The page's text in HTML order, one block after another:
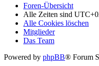
Foren-Übersicht
Alle Zeiten sind
Alle Cookies löschen
Mitglieder
Das Team
Powered by phpBB® Forum